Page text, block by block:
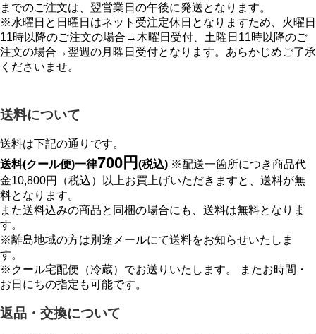
までのご注文は、翌営業日の午後に発送となります。
※水曜日と日曜日はネット受注定休日となりますため、火曜日
11時以降のご注文の場合→木曜日受付、土曜日11時以降のご
注文の場合→翌週の月曜日受付となります。あらかじめご了承
くださいませ。
送料について
送料は下記の通りです。
送料(クール便)一律700円 (税込) ※配送一箇所につき商品代
金10,800円（税込）以上お買上げいただきますと、送料が無
料となります。
また送料込みの商品と同梱の場合にも、送料は無料となりま
す。
※離島地域の方は別途メールにて送料をお知らせいたしま
す。
※クール宅配便（冷蔵）でお送りいたします。 またお時間・
お日にちの指定も可能です。
返品・交換について